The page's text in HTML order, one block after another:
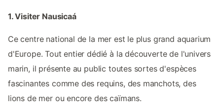
1. Visiter Nausicaá
Ce centre national de la mer est le plus grand aquarium
d'Europe. Tout entier dédié à la découverte de l'univers
marin, il présente au public toutes sortes d'espèces
fascinantes comme des requins, des manchots, des
lions de mer ou encore des caïmans.